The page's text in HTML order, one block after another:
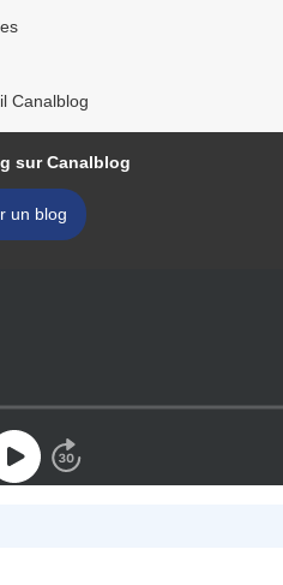
Canalblog
sur Canalblog
un blog